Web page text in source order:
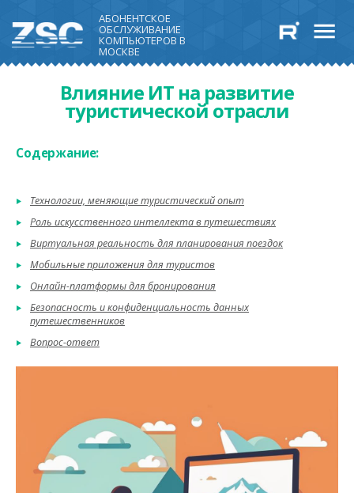
АБОНЕНТСКОЕ
ОБСЛУЖИВАНИЕ
КОМПЬЮТЕРОВ В
МОСКВЕ
Влияние ИТ на развитие
туристической отрасли
Содержание:
Технологии, меняющие туристический опыт
Роль искусственного интеллекта в путешествиях
Виртуальная реальность для планирования поездок
Мобильные приложения для туристов
Онлайн-платформы для бронирования
Безопасность и конфиденциальность данных
путешественников
Вопрос-ответ